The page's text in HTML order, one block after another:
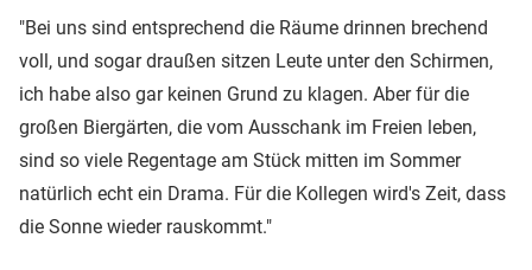
"Bei uns sind entsprechend die Räume drinnen brechend
voll, und sogar draußen sitzen Leute unter den Schirmen,
ich habe also gar keinen Grund zu klagen. Aber für die
großen Biergärten, die vom Ausschank im Freien leben,
sind so viele Regentage am Stück mitten im Sommer
natürlich echt ein Drama. Für die Kollegen wird's Zeit, dass
die Sonne wieder rauskommt."